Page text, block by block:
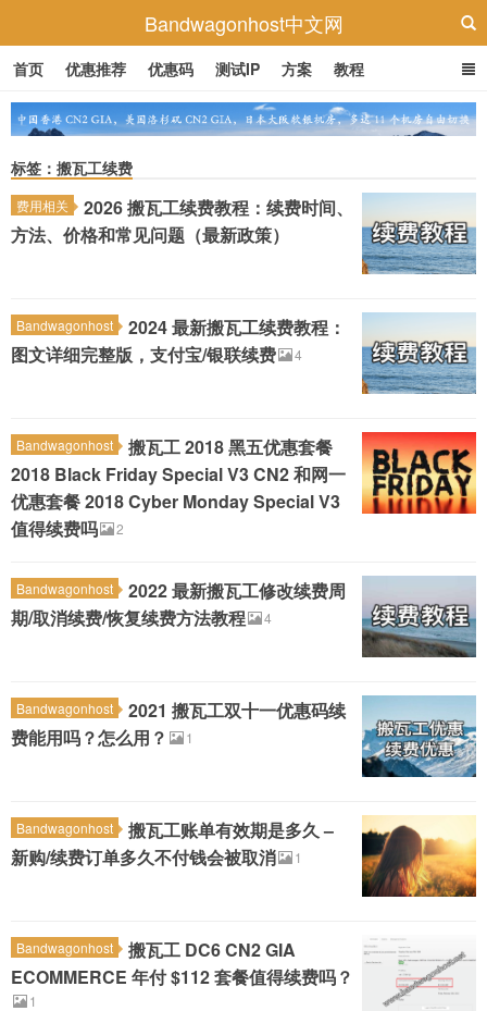
Bandwagonhost中文网
首页 优惠推荐 优惠码 测试IP 方案 教程
标签：搬瓦工续费
费用相关
2026 搬瓦工续费教程：续费时间、
方法、价格和常见问题（最新政策）
Bandwagonhost
2024 最新搬瓦工续费教程：
图文详细完整版，支付宝/银联续费
4
Bandwagonhost
搬瓦工 2018 黑五优惠套餐
2018 Black Friday Special V3 CN2 和网一
优惠套餐 2018 Cyber Monday Special V3
值得续费吗
2
Bandwagonhost
2022 最新搬瓦工修改续费周
期/取消续费/恢复续费方法教程
4
Bandwagonhost
2021 搬瓦工双十一优惠码续
费能用吗？怎么用？
1
Bandwagonhost
搬瓦工账单有效期是多久 –
新购/续费订单多久不付钱会被取消
1
Bandwagonhost
搬瓦工 DC6 CN2 GIA
ECOMMERCE 年付 $112 套餐值得续费吗？
1